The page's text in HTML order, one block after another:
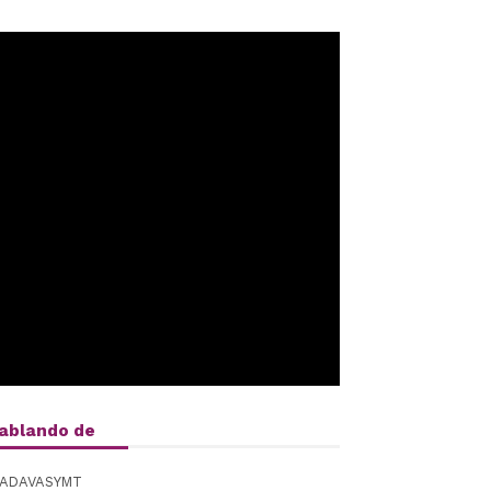
de
ADAVASYMT